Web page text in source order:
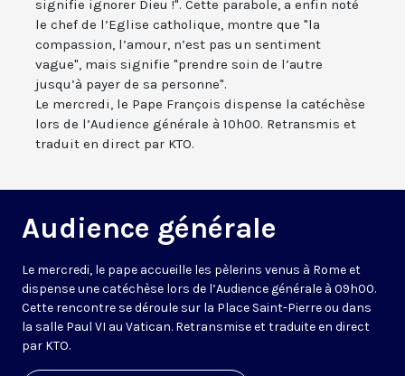
signifie ignorer Dieu !". Cette parabole, a enfin noté
le chef de l’Eglise catholique, montre que "la
compassion, l’amour, n’est pas un sentiment
vague", mais signifie "prendre soin de l’autre
jusqu’à payer de sa personne".
Le mercredi, le Pape François dispense la catéchèse
lors de l’Audience générale à 10h00. Retransmis et
traduit en direct par KTO.
Audience générale
Le mercredi, le pape accueille les pèlerins venus à Rome et
dispense une catéchèse lors de l’Audience générale à 09h00.
Cette rencontre se déroule sur la Place Saint-Pierre ou dans
la salle Paul VI au Vatican. Retransmise et traduite en direct
par KTO.